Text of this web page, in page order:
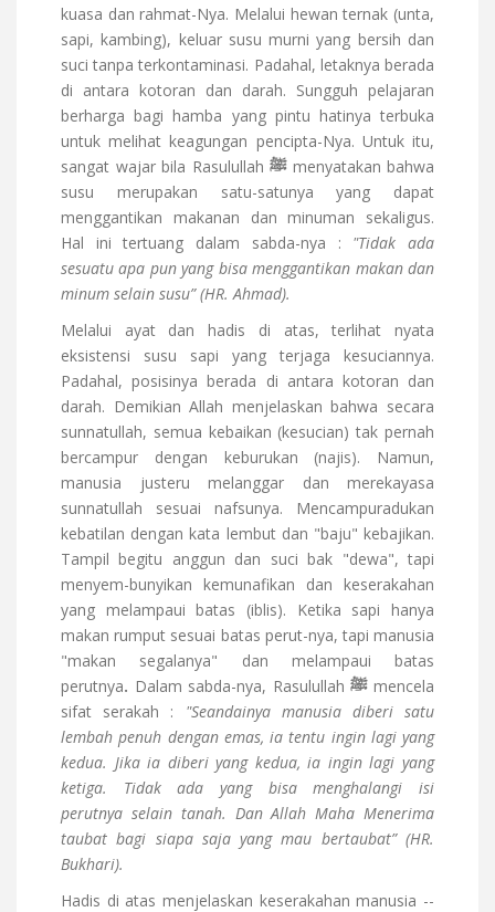
kuasa dan rahmat-Nya. Melalui hewan ternak (unta,
sapi, kambing), keluar susu murni yang bersih dan
suci tanpa terkontaminasi. Padahal, letaknya berada
di antara kotoran dan darah. Sungguh pelajaran
berharga bagi hamba yang pintu hatinya terbuka
untuk melihat keagungan pencipta-Nya. Untuk itu,
sangat wajar bila Rasulullah
ﷺ menyatakan bahwa
susu merupakan satu-satunya yang dapat
menggantikan makanan dan minuman sekaligus.
Hal ini tertuang dalam sabda-nya : "Tidak ada
sesuatu apa pun yang bisa menggantikan makan dan
minum selain susu” (HR. Ahmad).
Melalui ayat dan hadis di atas, terlihat nyata
eksistensi susu sapi yang terjaga kesuciannya.
Padahal, posisinya berada di antara kotoran dan
darah. Demikian Allah menjelaskan bahwa secara
sunnatullah, semua kebaikan (kesucian) tak pernah
bercampur dengan keburukan (najis). Namun,
manusia justeru melanggar dan merekayasa
sunnatullah sesuai nafsunya. Mencampuradukan
kebatilan dengan kata lembut dan "baju" kebajikan.
Tampil begitu anggun dan suci bak "dewa", tapi
menyem-bunyikan kemunafikan dan keserakahan
yang melampaui batas (iblis). Ketika sapi hanya
makan rumput sesuai batas perut-nya, tapi manusia
"makan segalanya" dan melampaui batas
perutnya. Dalam sabda-nya, Rasulullah ﷺmencela
sifat serakah : "Seandainya manusia diberi satu
lembah penuh dengan emas, ia tentu ingin lagi yang
kedua. Jika ia diberi yang kedua, ia ingin lagi yang
ketiga. Tidak ada yang bisa menghalangi isi
perutnya selain tanah. Dan Allah Maha Menerima
taubat bagi siapa saja yang mau bertaubat” (HR.
Bukhari).
Hadis di atas menjelaskan keserakahan manusia --